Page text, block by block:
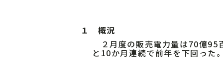
１ 概況
２月度の販売電力量は70億95
と10か月連続で前年を下回った